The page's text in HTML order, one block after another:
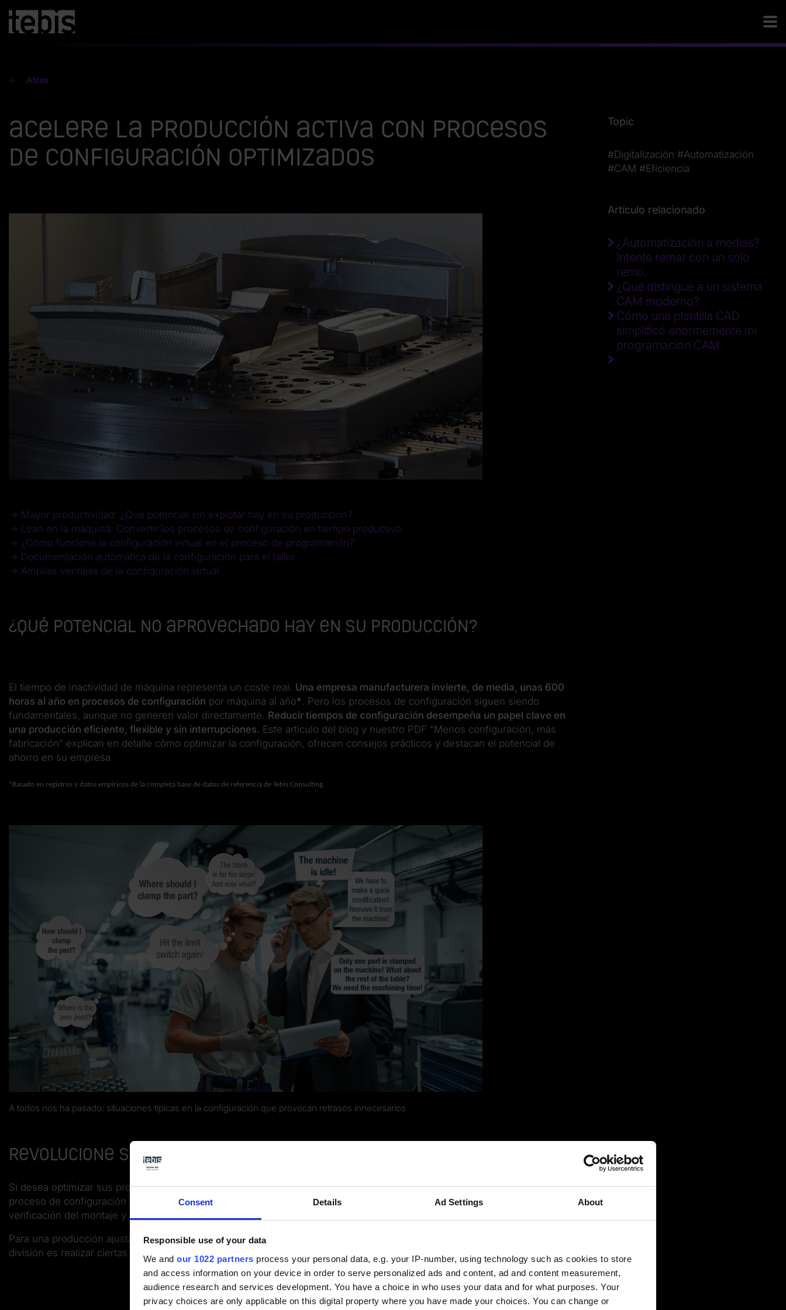
Consent Details Ad Settings About
Responsible use of your data
We and our 1022 partners process your personal data, e.g. your IP-number, using technology such as cookies to store
and access information on your device in order to serve personalized ads and content, ad and content measurement,
audience research and services development. You have a choice in who uses your data and for what purposes. Your
privacy choices are only applicable on this digital property where you have made your choices. You can change or
Atrás
Acelere la producción activa con procesos
de configuración optimizados
→ Mayor productividad: ¿Qué potencial sin explotar hay en su producción?
→ Lean en la máquina: Convertir los procesos de configuración en tiempo productivo
→ ¿Cómo funciona la configuración virtual en el proceso de programación?
→ Documentación automática de la configuración para el taller
→ Amplias ventajas de la configuración virtual
¿Qué potencial no aprovechado hay en su producción?
El tiempo de inactividad de máquina representa un coste real. Una empresa manufacturera invierte, de media, unas 600
horas al año en procesos de configuración por máquina al año*. Pero los procesos de configuración siguen siendo
fundamentales, aunque no generen valor directamente. Reducir tiempos de configuración desempeña un papel clave en
una producción eficiente, flexible y sin interrupciones. Este artículo del blog y nuestro PDF "Menos configuración, más
fabricación" explican en detalle cómo optimizar la configuración, ofrecen consejos prácticos y destacan el potencial de
ahorro en su empresa.
*Basado en registros y datos empíricos de la completa base de datos de referencia de Tebis Consulting.
A todos nos ha pasado: situaciones típicas en la configuración que provocan retrasos innecesarios
Revolucione sus procesos de configuración: Lean at the machine
Si desea optimizar sus procesos de configuración, necesita conocer con precisión cada uno de los pasos individuales. Un
proceso de configuración tradicional en la producción suele incluir la preparación de la configuración, la sujeción, la
verificación del montaje y del desmontaje.
Para una producción ajustada, los procesos de preparación se dividen en tareas internas y externas..El objetivo de esta
división es realizar ciertas actividades de preparación
Topic
#Digitalización #Automatización
#CAM #Eficiencia
Artículo relacionado
¿Automatización a medias?
Intente remar con un solo
remo.
¿Qué distingue a un sistema
CAM moderno?
Cómo una plantilla CAD
simplificó enormemente mi
programación CAM